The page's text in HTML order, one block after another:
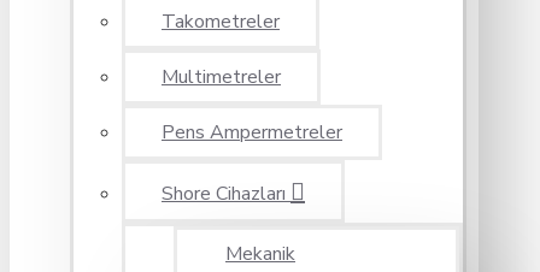
Takometreler
Multimetreler
Pens Ampermetreler
Shore Cihazları
Mekanik